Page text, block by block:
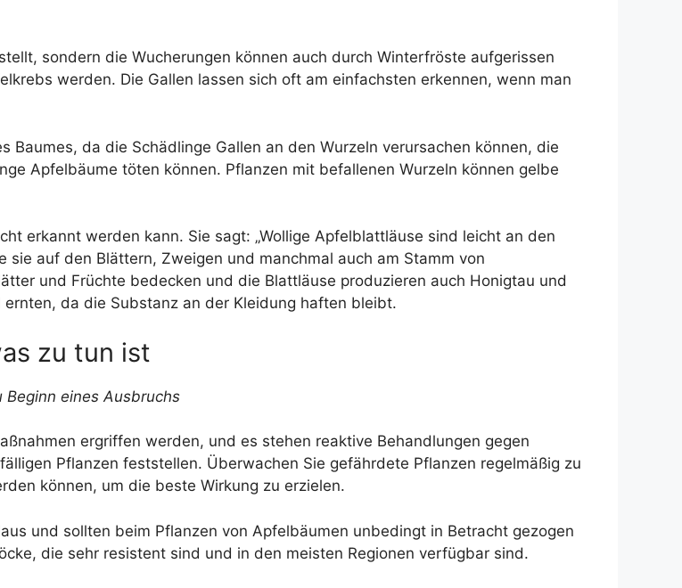
sondern die Wucherungen können auch durch Winterfröste aufgerissen
werden. Die Gallen lassen sich oft am einfachsten erkennen, wenn man
Baumes, da die Schädlinge Gallen an den Wurzeln verursachen können, die
Apfelbäume töten können. Pflanzen mit befallenen Wurzeln können gelbe
erkannt werden kann. Sie sagt: „Wollige Apfelblattläuse sind leicht an den
auf den Blättern, Zweigen und manchmal auch am Stamm von
und Früchte bedecken und die Blattläuse produzieren auch Honigtau und
da die Substanz an der Kleidung haften bleibt.
zu tun ist
eines Ausbruchs
ergriffen werden, und es stehen reaktive Behandlungen gegen
Pflanzen feststellen. Überwachen Sie gefährdete Pflanzen regelmäßig zu
können, um die beste Wirkung zu erzielen.
und sollten beim Pflanzen von Apfelbäumen unbedingt in Betracht gezogen
die sehr resistent sind und in den meisten Regionen verfügbar sind.